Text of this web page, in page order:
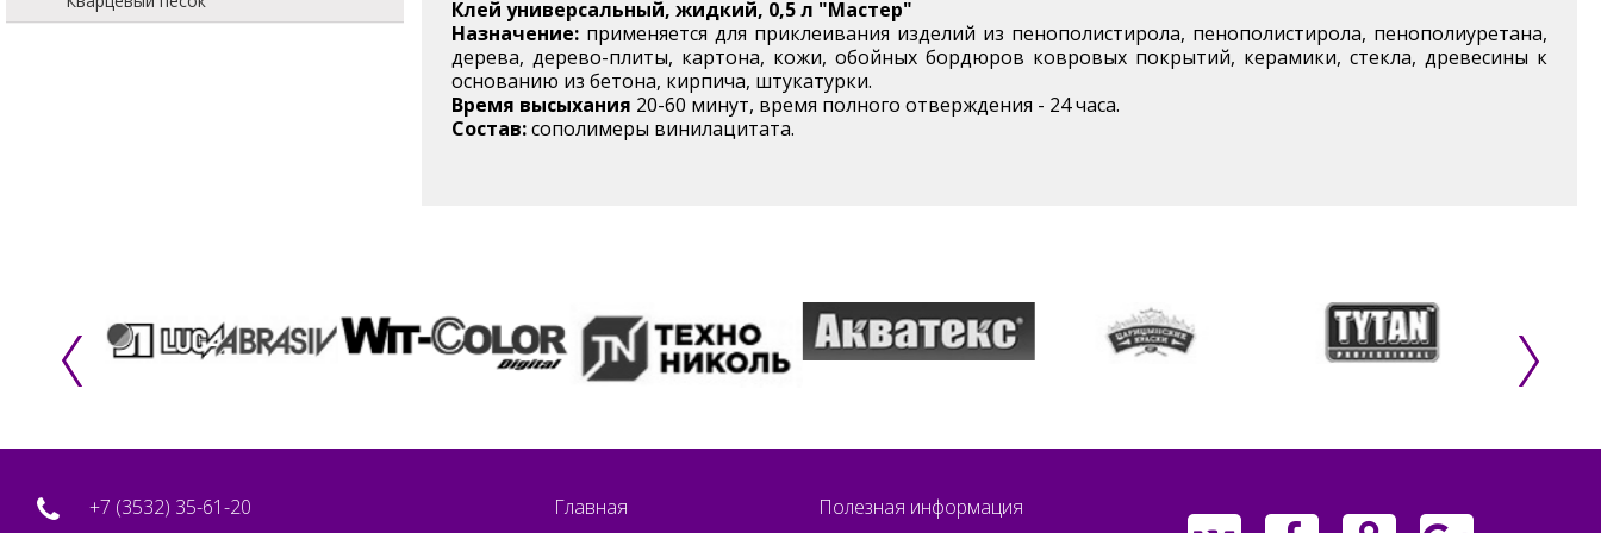
Клей универсальный, жидкий, 0,5 л "Мастер"
Назначение:применяется для приклеивания изделий из пенополистирола, пенополистирола, пенополиуретана,
дерева, дерево-плиты, картона, кожи, обойных бордюров ковровых покрытий, керамики, стекла, древесины к
основанию из бетона, кирпича, штукатурки.
Время высыхания 20-60 минут, время полного отверждения - 24 часа.
Состав:сополимеры винилацитата.
+7 (3532) 35-61-20 Главная Полезная информация